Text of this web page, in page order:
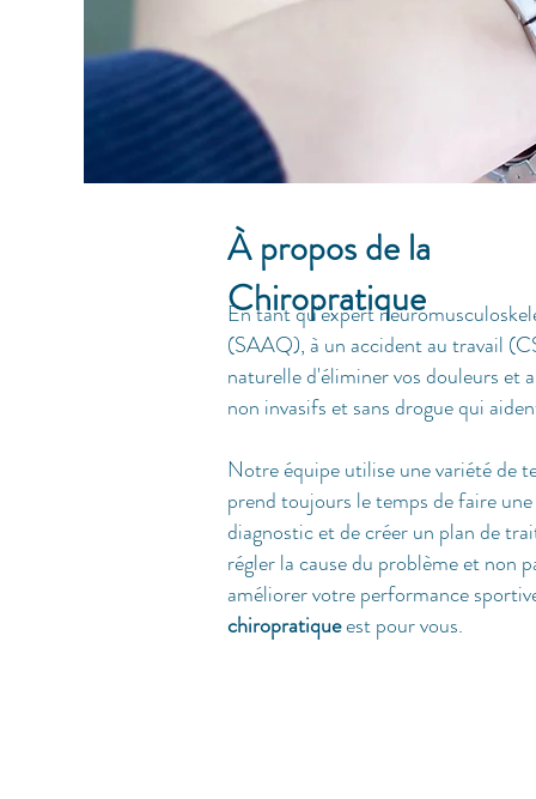
À propos de la
Chiropratique
En tant qu'expert
(SAAQ), à un accident au travail
naturelle d'éliminer vos douleurs et
non invasifs et sans drogue qui
Notre équipe utilise une variété de
prend toujours le temps de faire
diagnostic et de créer un plan de
régler la cause du problème et non
améliorer votre performance
chiropratiqueest pour vous.